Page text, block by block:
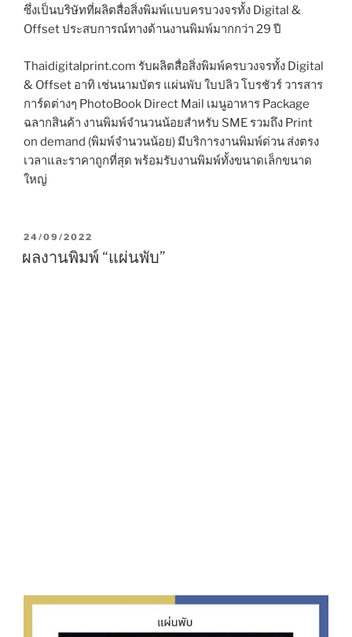
ซึ่งเป็นบริษัทที่ผลิตสื่อสิ่งพิมพ์แบบครบวงจรทั้ง Digital &
Offset ประสบการณ์ทางด้านงานพิมพ์มากกว่า 29 ปี
Thaidigitalprint.com รับผลิตสื่อสิ่งพิมพ์ครบวงจรทั้ง Digital
& Offset อาทิ เช่นนามบัตร แผ่นพับ ใบปลิว โบรชัวร์ วารสาร
การ์ดต่างๆ PhotoBook Direct Mail เมนูอาหาร Package
ฉลากสินค้า งานพิมพ์จำนวนน้อยสำหรับ SME รวมถึง Print
on demand (พิมพ์จำนวนน้อย) มีบริการงานพิมพ์ด่วน ส่งตรง
เวลาและราคาถูกที่สุด พร้อมรับงานพิมพ์ทั้งขนาดเล็กขนาด
ใหญ่
P
S
24/09/2022
ผลงานพิมพ์ “แผ่นพับ”